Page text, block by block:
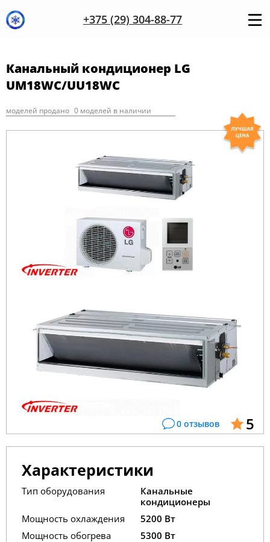
+375 (29) 304-88-77
Канальный кондиционер LG
UM18WC/UU18WC
моделей продано 0 моделей в наличии
0 отзывов 5
Характеристики
Тип оборудования
Канальные
кондиционеры
Мощность охлаждения
5200 Вт
Мощность обогрева
5300 Вт